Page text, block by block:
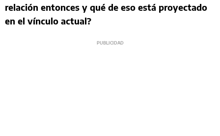
relación entonces y qué de eso está proyectado
en el vínculo actual?